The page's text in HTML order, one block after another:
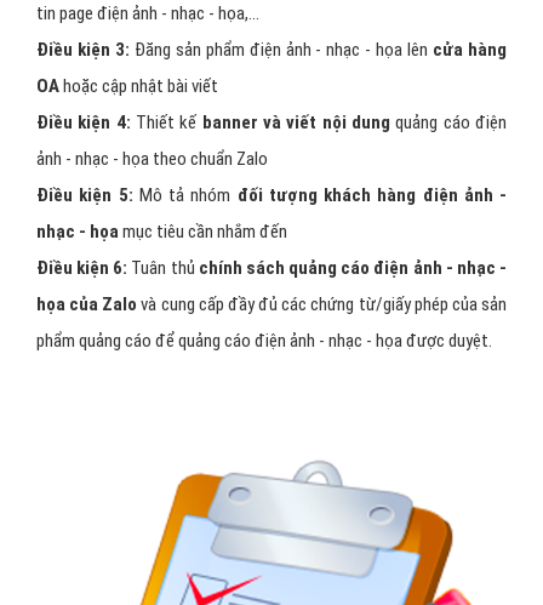
tin page điện ảnh - nhạc - họa,…
Điều kiện 3: Đăng sản phẩm điện ảnh - nhạc - họa lên cửa hàng
OAhoặc cập nhật bài viết
Điều kiện 4: Thiết kế banner và viết nội dung quảng cáo điện
ảnh - nhạc - họa theo chuẩn Zalo
Điều kiện 5: Mô tả nhóm đối tượng khách hàng điện ảnh -
nhạc - họa mục tiêu cần nhắm đến
Điều kiện 6: Tuân thủ chính sách quảng cáo điện ảnh - nhạc -
họa của Zalo và cung cấp đầy đủ các chứng từ/giấy phép của sản
phẩm quảng cáo để quảng cáo điện ảnh - nhạc - họa được duyệt.